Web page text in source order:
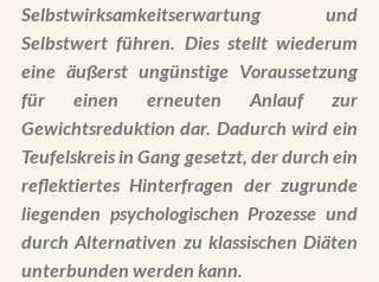
Selbstwirksamkeitserwartung und
Selbstwert führen. Dies stellt wiederum
eine äußerst ungünstige Voraussetzung
für einen erneuten Anlauf zur
Gewichtsreduktion dar. Dadurch wird ein
Teufelskreis in Gang gesetzt, der durch ein
reflektiertes Hinterfragen der zugrunde
liegenden psychologischen Prozesse und
durch Alternativen zu klassischen Diäten
unterbunden werden kann.